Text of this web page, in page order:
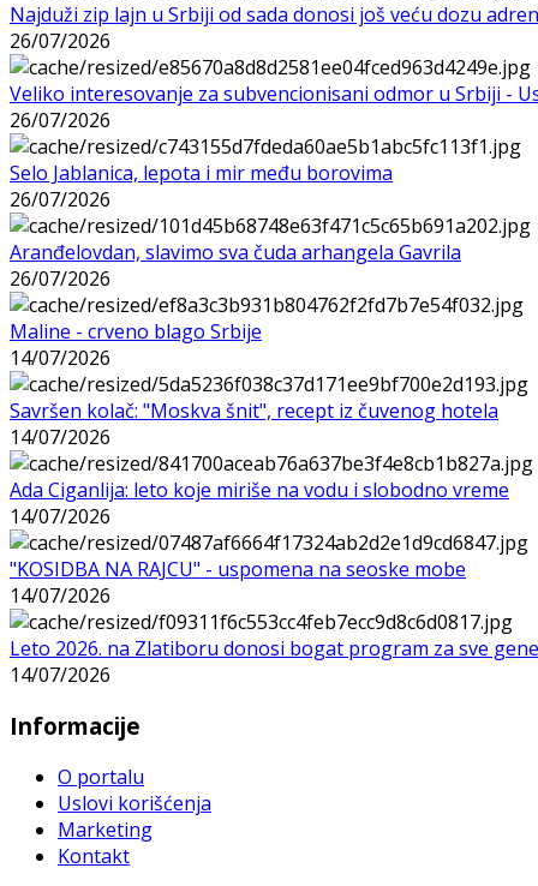
Najduži zip lajn u Srbiji od sada donosi još veću dozu
26/07/2026
Veliko interesovanje za subvencionisani odmor u Srbiji -
26/07/2026
Selo Jablanica, lepota i mir među borovima
26/07/2026
Aranđelovdan, slavimo sva čuda arhangela Gavrila
26/07/2026
Maline - crveno blago Srbije
14/07/2026
Savršen kolač: "Moskva šnit", recept iz čuvenog hotela
14/07/2026
Ada Ciganlija: leto koje miriše na vodu i slobodno vreme
14/07/2026
"KOSIDBA NA RAJCU" - uspomena na seoske mobe
14/07/2026
Leto 2026. na Zlatiboru donosi bogat program za sve
14/07/2026
Informacije
O portalu
Uslovi korišćenja
Marketing
Kontakt